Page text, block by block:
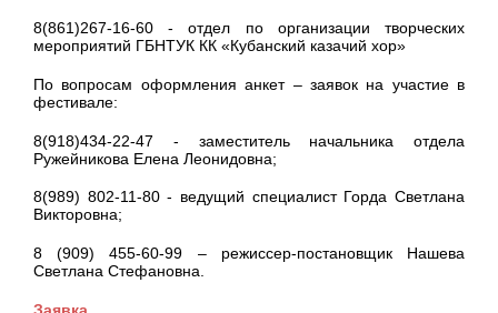
8(861)267-16-60 - отдел по организации творческих
мероприятий ГБНТУК КК «Кубанский казачий хор»
По вопросам оформления анкет – заявок на участие в
фестивале:
8(918)434-22-47 - заместитель начальника отдела
Ружейникова Елена Леонидовна;
8(989) 802-11-80 - ведущий специалист Горда Светлана
Викторовна;
8 (909) 455-60-99 – режиссер-постановщик Нашева
Светлана Стефановна.